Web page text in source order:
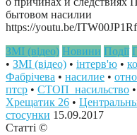
бытовом насилии
https://youtu.be/
ЗМІ (відео) Новини Події
• ЗМІ (відео) • інтерв'ю •
Фабрічева • насилие •
птср • СТОП_насильство •
Хрещатик 26 •
стосунки 15.09.2017
Статті ©